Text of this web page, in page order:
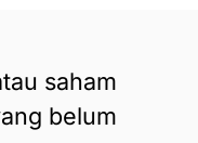
saham
belum